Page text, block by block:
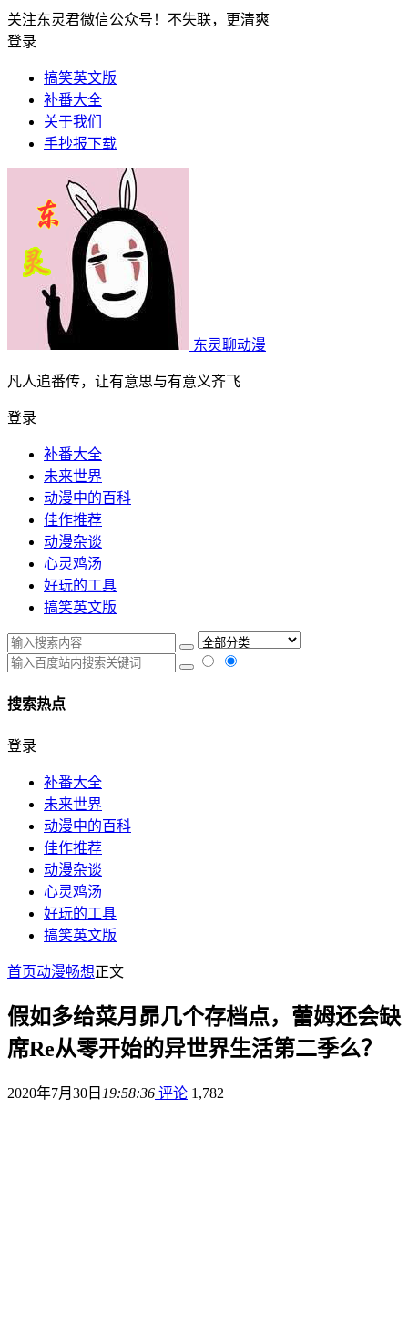
关注东灵君微信公众号！不失联，更清爽
登录
搞笑英文版
补番大全
关于我们
手抄报下载
东灵聊动漫
凡人追番传，让有意思与有意义齐飞
登录
补番大全
未来世界
动漫中的百科
佳作推荐
动漫杂谈
心灵鸡汤
好玩的工具
搞笑英文版
搜索热点
登录
补番大全
未来世界
动漫中的百科
佳作推荐
动漫杂谈
心灵鸡汤
好玩的工具
搞笑英文版
首页动漫畅想正文
假如多给菜月昴几个存档点，蕾姆还会缺
席Re从零开始的异世界生活第二季么？
2020年7月30日 19:58:36 评论 1,782